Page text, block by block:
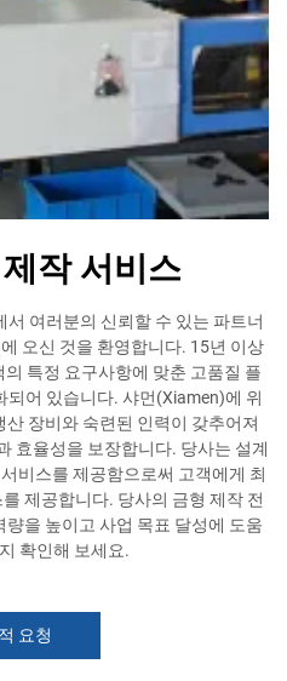
작 서비스
여러분의 신뢰할 수 있는 파트너
오신 것을 환영합니다. 15년 이상
특정 요구사항에 맞춘 고품질 플
되어 있습니다. 샤먼(Xiamen)에 위
장비와 숙련된 인력이 갖추어져
효율성을 보장합니다. 당사는 설계
비스를 제공함으로써 고객에게 최
제공합니다. 당사의 금형 제작 전
을 높이고 사업 목표 달성에 도움
확인해 보세요.
요청